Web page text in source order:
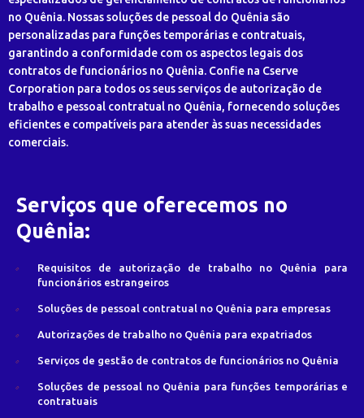
no Quênia. Nossas soluções de pessoal do Quênia são
personalizadas para funções temporárias e contratuais,
garantindo a conformidade com os aspectos legais dos
contratos de funcionários no Quênia. Confie na Cserve
Corporation para todos os seus serviços de autorização de
trabalho e pessoal contratual no Quênia, fornecendo soluções
eficientes e compatíveis para atender às suas necessidades
comerciais.
Serviços que oferecemos no
Quênia:
Requisitos de autorização de trabalho no Quênia para
funcionários estrangeiros
Soluções de pessoal contratual no Quênia para empresas
Autorizações de trabalho no Quênia para expatriados
Serviços de gestão de contratos de funcionários no Quênia
Soluções de pessoal no Quênia para funções temporárias e
contratuais